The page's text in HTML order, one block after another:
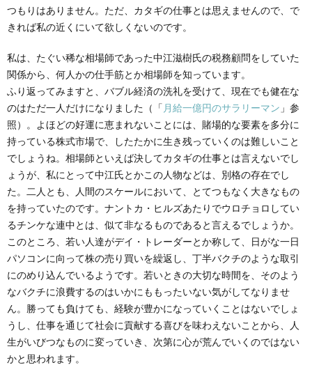
つもりはありません。ただ、カタギの仕事とは思えませんので、で
きれば私の近くにいて欲しくないのです。
私は、たぐい稀な相場師であった中江滋樹氏の税務顧問をしていた
関係から、何人かの仕手筋とか相場師を知っています。
ふり返ってみますと、バブル経済の洗礼を受けて、現在でも健在な
のはただ一人だけになりました（「 月給一億円のサラリーマン 」参
照）。よほどの好運に恵まれないことには、賭場的な要素を多分に
持っている株式市場で、したたかに生き残っていくのは難しいこと
でしょうね。相場師といえば決してカタギの仕事とは言えないでし
ょうが、私にとって中江氏とかこの人物などは、別格の存在でし
た。二人とも、人間のスケールにおいて、とてつもなく大きなもの
を持っていたのです。ナントカ・ヒルズあたりでウロチョロしてい
るチンケな連中とは、似て非なるものであると言えるでしょうか。
このところ、若い人達がデイ・トレーダーとか称して、日がな一日
パソコンに向って株の売り買いを繰返し、丁半バクチのような取引
にのめり込んでいるようです。若いときの大切な時間を、そのよう
なバクチに浪費するのはいかにももったいない気がしてなりませ
ん。勝っても負けても、経験が豊かになっていくことはないでしょ
うし、仕事を通じて社会に貢献する喜びを味わえないことから、人
生がいびつなものに変っていき、次第に心が荒んでいくのではない
かと思われます。